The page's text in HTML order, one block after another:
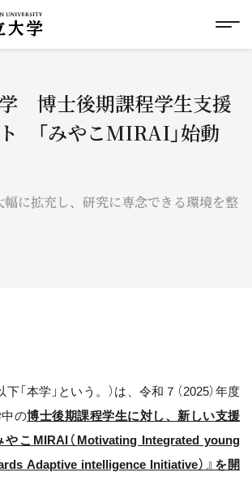
スキップ メ
博士後期課程学生支援
「みやこMIRAI」始動
に拡充し、研究に専念できる環境を整
「本学」という。）は、令和７（2025）年度
の博士後期課程学生に対し、新しい支援
やこMIRAI（Motivating Integrated young
Adaptive intelligence Initiative）』を開